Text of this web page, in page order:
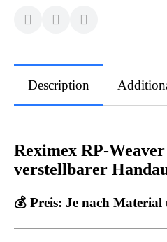
Description
Reximex RP-
verstellbarer
💰 Preis: Je nach Material